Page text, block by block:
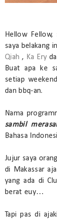
Hellow
saya belakang
Qiah , Ka Ery
Buat apa ke
setiap
dan bbq-an.
Nama
sambil
Bahasa
Jujur saya
di Makassar
yang ada di
berat euy…
Tapi pas di